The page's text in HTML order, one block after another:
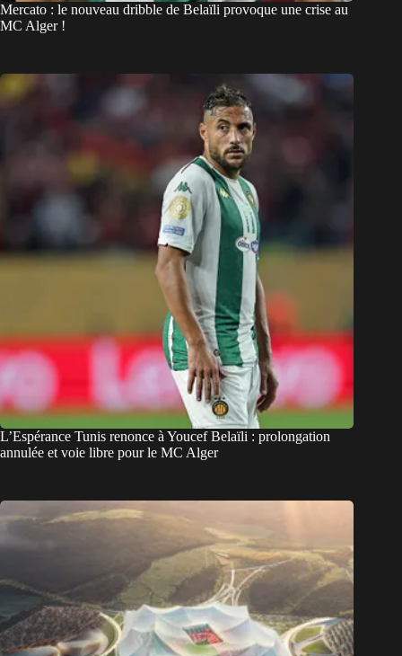
Mercato : le nouveau dribble de Belaïli provoque une crise au
MC Alger !
L’Espérance Tunis renonce à Youcef Belaïli : prolongation
annulée et voie libre pour le MC Alger